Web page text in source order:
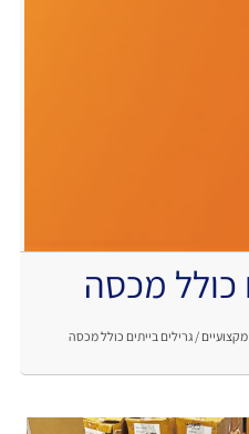
כולל מכסה
מקצועיים / גרילים בייתים כולל מכסה